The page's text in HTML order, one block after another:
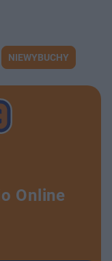
NIEWYBUCHY
Online